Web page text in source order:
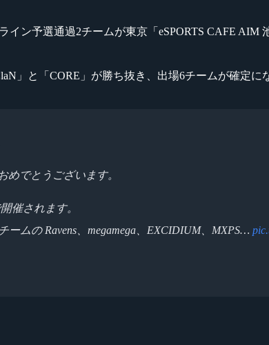
ン予選通過2チームが東京「eSPORTS CAFE AIM
」と「CORE」が勝ち抜き、出場6チームが確定に
めでとうございます。
催されます。
ムの Ravens、megamega、EXCIDIUM、MXPS…